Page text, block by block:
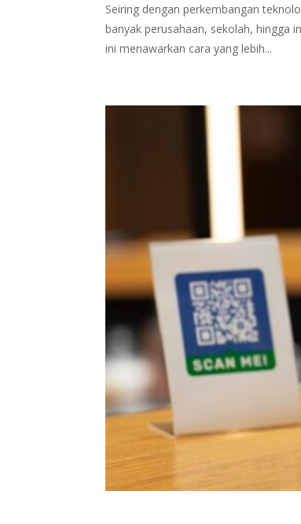
Seiring dengan perkembangan
banyak perusahaan, sekolah, hingga
ini menawarkan cara yang lebih...